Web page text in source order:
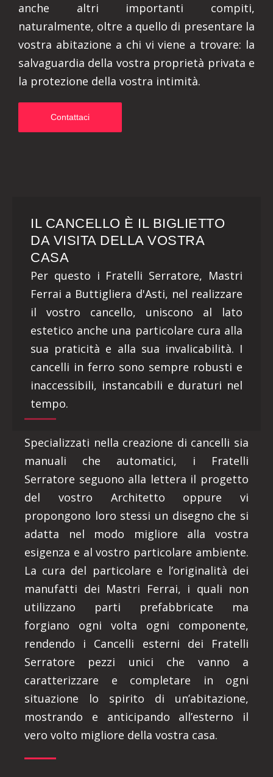
anche altri importanti compiti,
naturalmente, oltre a quello di presentare la
vostra abitazione a chi vi viene a trovare: la
salvaguardia della vostra proprietà privata e
la protezione della vostra intimità.
Contattaci
IL CANCELLO È IL BIGLIETTO
DA VISITA DELLA VOSTRA
CASA
Per questo i Fratelli Serratore, Mastri
Ferrai a Buttigliera d'Asti, nel realizzare
il vostro cancello, uniscono al lato
estetico anche una particolare cura alla
sua praticità e alla sua invalicabilità. I
cancelli in ferro sono sempre robusti e
inaccessibili, instancabili e duraturi nel
tempo.
Specializzati nella creazione di cancelli sia
manuali che automatici, i Fratelli
Serratore seguono alla lettera il progetto
del vostro Architetto oppure vi
propongono loro stessi un disegno che si
adatta nel modo migliore alla vostra
esigenza e al vostro particolare ambiente.
La cura del particolare e l’originalità dei
manufatti dei Mastri Ferrai, i quali non
utilizzano parti prefabbricate ma
forgiano ogni volta ogni componente,
rendendo i Cancelli esterni dei Fratelli
Serratore pezzi unici che vanno a
caratterizzare e completare in ogni
situazione lo spirito di un’abitazione,
mostrando e anticipando all’esterno il
vero volto migliore della vostra casa.